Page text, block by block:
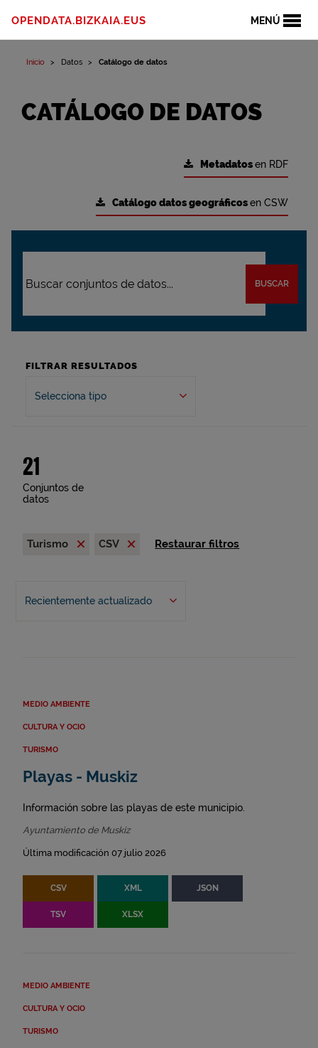
MENÚ
OPENDATA.BIZKAIA.EUS
Inicio Datos Catálogo de datos
CATÁLOGO DE DATOS
Metadatosen RDF
Catálogo datos geográficosen CSW
BUSCAR
FILTRAR RESULTADOS
Selecciona tipo
21
Conjuntos de
datos
Turismo CSV Restaurar filtros
Recientemente actualizado
MEDIO AMBIENTE
CULTURA Y OCIO
TURISMO
Playas - Muskiz
Información sobre las playas de este municipio.
Ayuntamiento de Muskiz
Última modificación 07 julio 2026
CSV XML JSON
TSV XLSX
MEDIO AMBIENTE
CULTURA Y OCIO
TURISMO